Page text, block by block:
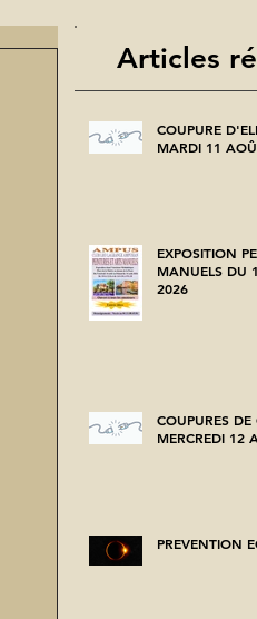
Articles
COUPURE
MARDI 11
EXPOSITION
MANUELS DU
2026
COUPURES
MERCREDI 12
PREVENTION